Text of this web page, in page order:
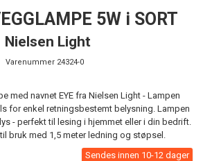
5W i SORT
Nielsen Light
Varenummer 24324-0
med navnet EYE fra Nielsen Light - Lampen
for enkel retningsbestemt belysning. Lampen
- perfekt til lesing i hjemmet eller i din bedrift.
bruk med 1,5 meter ledning og støpsel.
Sendes innen 10-12 dager